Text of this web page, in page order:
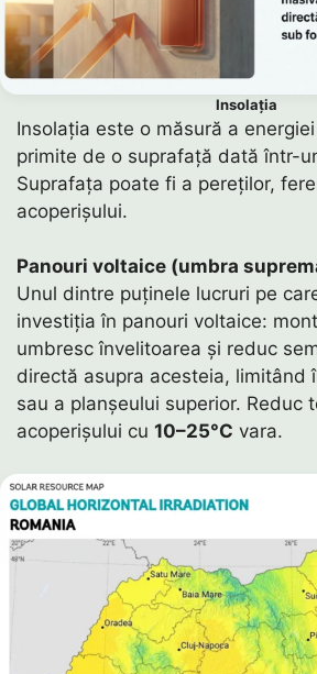
Insolația
Insolația este o măsură a
primite de o suprafață dată într-
Suprafața poate fi a pereților,
acoperișului.
Panouri voltaice (umbra
Unul dintre puținele lucruri pe
investiția în panouri voltaice:
umbresc învelitoarea și reduc
directă asupra acesteia, limitând
sau a planșeului superior. Reduc
acoperișului cu 10–25°C vara.